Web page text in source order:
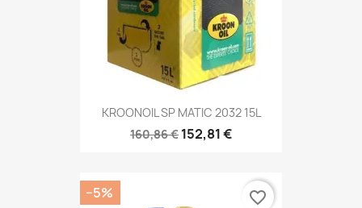
KROONOIL SP MATIC 2032 15L
160,86 € 152,81 €
−5% favorite_border